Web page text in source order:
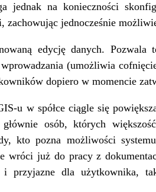
jednak na konieczności
zachowując jednocześnie
edycję danych.
(umożliwia
dopiero w momencie
u w spółce ciągle się
osób, których
kto pozna możliwości
wróci już do pracy z
przyjazne dla użytkownika,